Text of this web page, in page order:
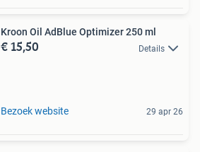
Kroon Oil AdBlue Optimizer 250 ml
€ 15,50 Details
Bezoek website 29 apr 26